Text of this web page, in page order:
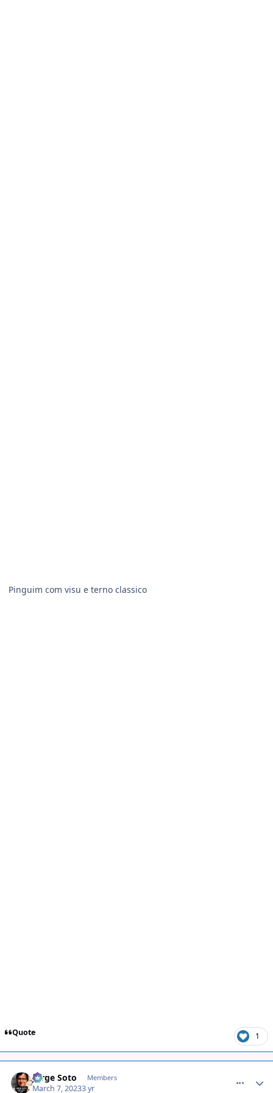
Pinguim com visu e terno classico
Quote 1
Jorge Soto Members
March 7, 20233 yr